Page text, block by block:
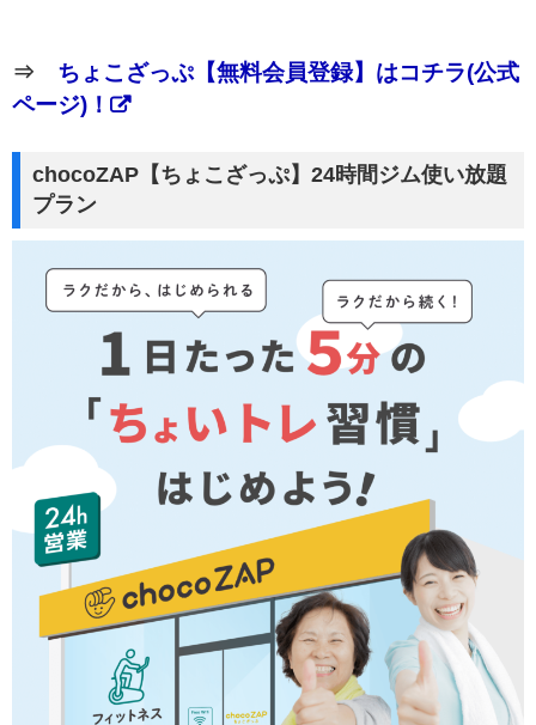
⇒ ちょこざっぷ【無料会員登録】はコチラ(公式
ページ)！
chocoZAP【ちょこざっぷ】24時間ジム使い放題
プラン